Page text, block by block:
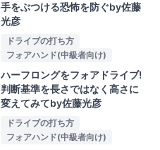
手をぶつける恐怖を防ぐby佐藤
光彦
ドライブの打ち方
フォアハンド(中級者向け)
ハーフロングをフォアドライブ!
判断基準を長さではなく高さに
変えてみてby佐藤光彦
ドライブの打ち方
フォアハンド(中級者向け)